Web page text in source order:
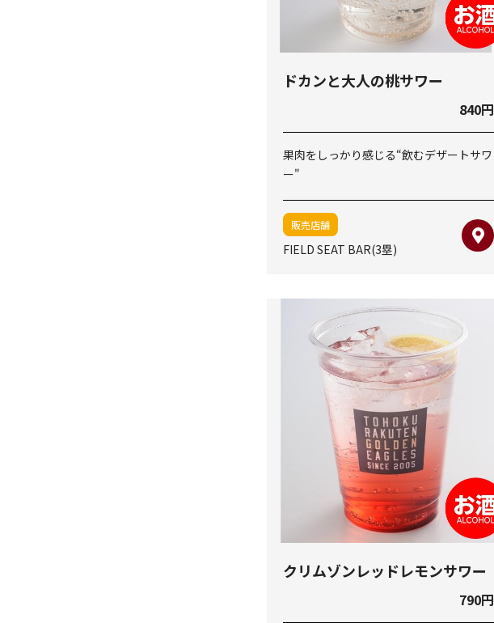
ドカンと大人の桃サワー
840円
果肉をしっかり感じる“飲むデザートサワ
ー"
販売店舗
FIELD SEAT BAR(3塁)
クリムゾンレッドレモンサワー
790円